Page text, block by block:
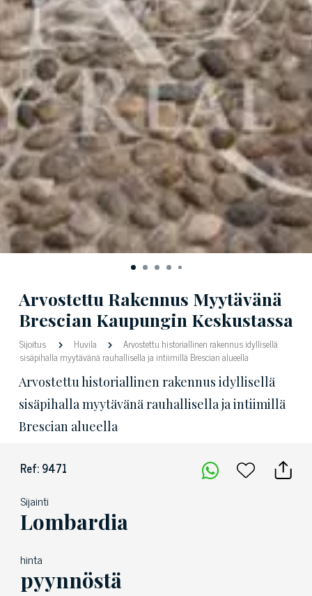
Arvostettu Rakennus Myytävänä
Brescian Kaupungin Keskustassa
Sijoitus Huvila
Arvostettu historiallinen rakennus idyllisellä
sisäpihalla myytävänä rauhallisella ja intiimillä Brescian alueella
Arvostettu historiallinen rakennus idyllisellä
sisäpihalla myytävänä rauhallisella ja intiimillä
Brescian alueella
Ref: 9471
Sijainti
Lombardia
hinta
pyynnöstä